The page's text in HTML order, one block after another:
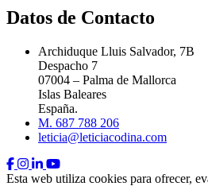
Datos de Contacto
Archiduque Lluis Salvador, 7B
Despacho 7
07004 – Palma de Mallorca
Islas Baleares
España.
M. 687 788 206
leticia@leticiacodina.com
Esta web utiliza cookies para ofrecer,